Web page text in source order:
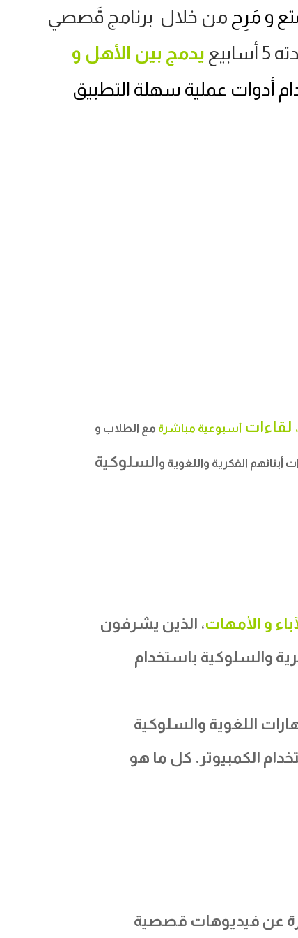
و مَرِح من خلال برنامج قَصصي
أسابيع
يدمج بين الأهل و
أدوات عملية سهلة التطبيق
، لقاءاتأسبوعية مباشرة مع الطلاب و
الفكرية واللغوية والسلوكية
و الأمهات، الذين يشرفون
والفكرية والسلوكية باستخدام
اللغوية والسلوكية
الكمبيوتر. كل ما هو
عن فيديوهات قصصية